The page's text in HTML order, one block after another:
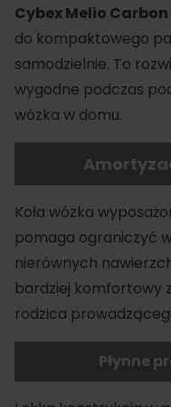
Cybex Melio Carbon
do kompaktowego
samodzielnie. To
wygodne podczas
wózka w domu.
Koła wózka
pomaga ograniczyć
nierównych
bardziej komfortowy
rodzica
Płynne